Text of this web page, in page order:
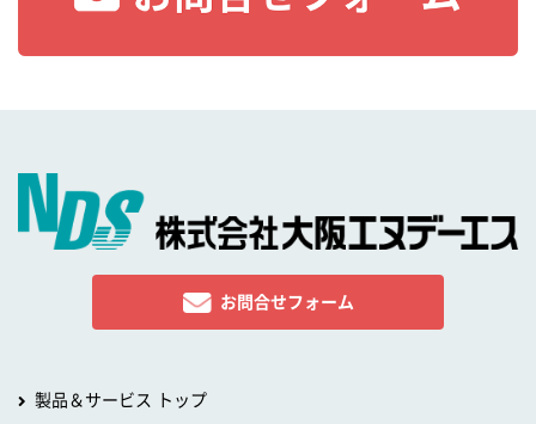
お問合せフォーム
製品＆サービス トップ